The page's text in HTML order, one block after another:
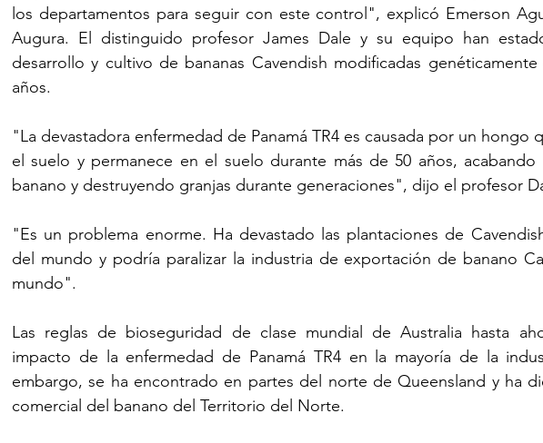
los departamentos para seguir con este control", explicó Emerson
Augura. El distinguido profesor James Dale y su equipo han
desarrollo y cultivo de bananas Cavendish modificadas
años.
"La devastadora enfermedad de Panamá TR4 es causada por un hongo
el suelo y permanece en el suelo durante más de 50 años,
banano y destruyendo granjas durante generaciones", dijo el profesor
"Es un problema enorme. Ha devastado las plantaciones de
del mundo y podría paralizar la industria de exportación de banano
mundo".
Las reglas de bioseguridad de clase mundial de Australia hasta
impacto de la enfermedad de Panamá TR4 en la mayoría de la
embargo, se ha encontrado en partes del norte de Queensland y ha
comercial del banano del Territorio del Norte.